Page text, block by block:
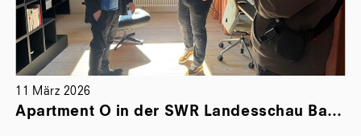
11 März 2026
Apartment O in der SWR Landesschau Baden-Württemberg